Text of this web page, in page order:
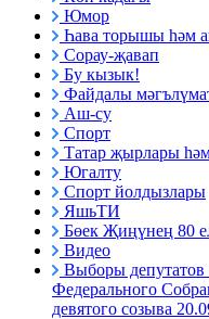
Юмор
Һава торышы һәм
Сорау-җавап
Бу кызык!
Файдалы
Аш-су
Спорт
Татар җырлары
Югалту
Спорт йолдызлары
ЯшьТИ
Бөек Җиңүнең 80
Видео
Выборы
Федерального
девятого созыва